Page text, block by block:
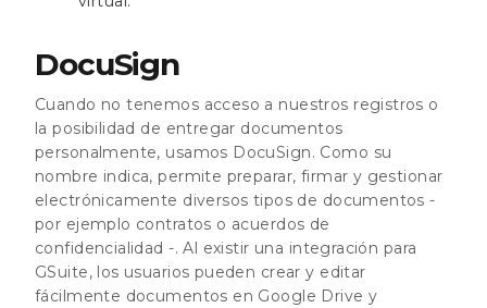
DocuSign
Cuando no tenemos acceso a nuestros registros o
la posibilidad de entregar documentos
personalmente, usamos DocuSign. Como su
nombre indica, permite preparar, firmar y gestionar
electrónicamente diversos tipos de documentos -
por ejemplo contratos o acuerdos de
confidencialidad -. Al existir una integración para
GSuite, los usuarios pueden crear y editar
fácilmente documentos en Google Drive y